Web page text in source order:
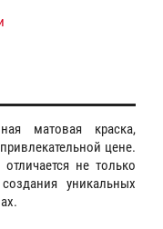
матовая краска,
цене.
не только
уникальных